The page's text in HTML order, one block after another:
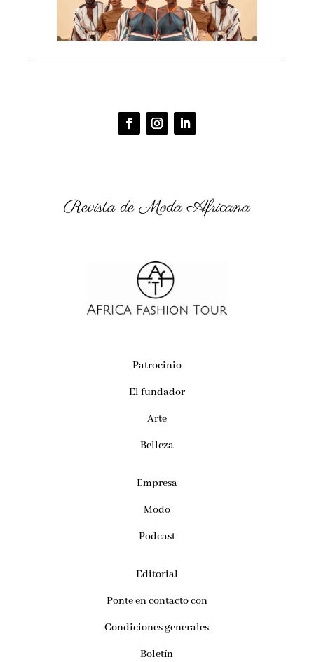
Revista de Moda Africana
Patrocinio
El fundador
Arte
Belleza
Empresa
Modo
Podcast
Editorial
Ponte en contacto con
Condiciones generales
Boletín